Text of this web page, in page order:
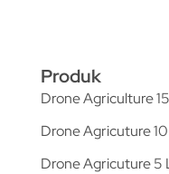
Produk
Drone Agriculture
Drone Agricuture
Drone Agricuture 5